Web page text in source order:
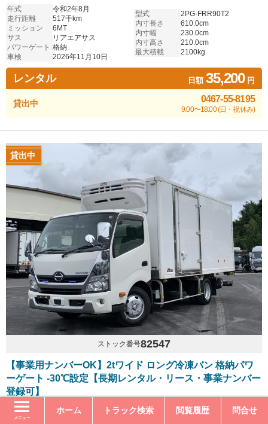
メニュー
ホーム トラック検索 閲覧履歴 問合せ
ド
年式
令和2年8月
走行距離
517千km
ミッション
6MT
サス
リアエアサス
パワーゲート 格納
車検
2026年11月10日
型式
2PG-FRR90T2
内寸長さ
610.0cm
内寸幅
230.0cm
内寸高さ
210.0cm
最大積載
2100kg
レンタル 日額35,200円
貸出中 0467-55-8195
9:00〜18:00 (日・祝休み)
貸出中
ストック番号82547
【事業用ナンバーOK】2tワイド ロング冷凍バン 格納パワ
ーゲート -30℃設定【長期レンタル・リース・事業ナンバー
登録可】
年式
平成30年4月
走行距離
型式
TKG-XZU710M